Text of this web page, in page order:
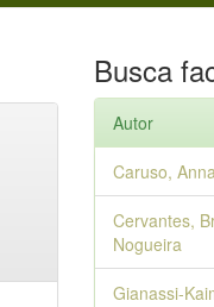
Busca
Autor
Caruso,
Cervantes,
Nogueira
Gianassi-